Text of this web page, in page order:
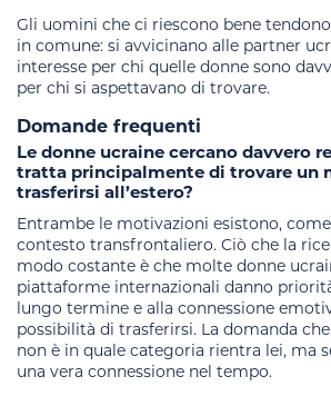
Gli uomini che ci riescono bene
in comune: si avvicinano alle partner
interesse per chi quelle donne sono
per chi si aspettavano di trovare.
Domande frequenti
Le donne ucraine cercano davvero
tratta principalmente di trovare un
trasferirsi all’estero?
Entrambe le motivazioni esistono,
contesto transfrontaliero. Ciò che la
modo costante è che molte donne
piattaforme internazionali danno
lungo termine e alla connessione
possibilità di trasferirsi. La domanda
non è in quale categoria rientra lei, ma
una vera connessione nel tempo.